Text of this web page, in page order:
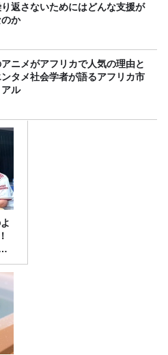
返さないためにはどんな支援が
か
アニメがアフリカで人気の理由と
タメ社会学者が語るアフリカ市
ル